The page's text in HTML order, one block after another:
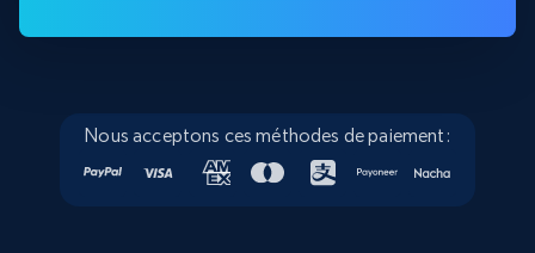
Nous acceptons ces méthodes de paiement: